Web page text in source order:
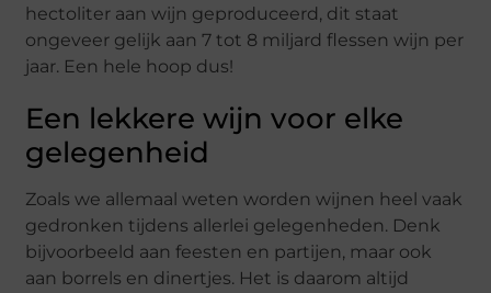
hectoliter aan wijn geproduceerd, dit staat
ongeveer gelijk aan 7 tot 8 miljard flessen wijn per
jaar. Een hele hoop dus!
Een lekkere wijn voor elke
gelegenheid
Zoals we allemaal weten worden wijnen heel vaak
gedronken tijdens allerlei gelegenheden. Denk
bijvoorbeeld aan feesten en partijen, maar ook
aan borrels en dinertjes. Het is daarom altijd